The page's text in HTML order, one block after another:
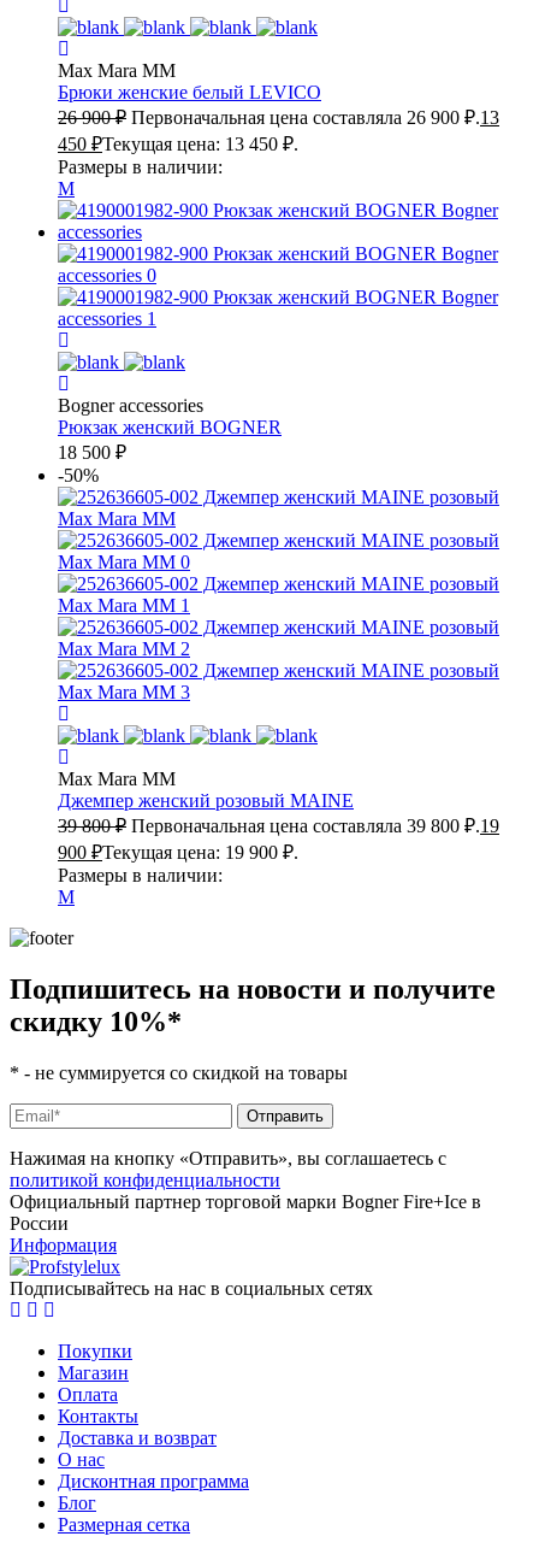
Max Mara MM
Брюки женские белый LEVICO
26 900₽ Первоначальная цена составляла 26 900 ₽.13
450 ₽Текущая цена: 13 450 ₽.
Размеры в наличии:
M
Bogner accessories
Рюкзак женский BOGNER
18 500 ₽
-50%
Max Mara MM
Джемпер женский розовый MAINE
39 800₽ Первоначальная цена составляла 39 800 ₽.19
900 ₽Текущая цена: 19 900 ₽.
Размеры в наличии:
M
Подпишитесь на новости и получите
скидку 10%*
* - не суммируется со скидкой на товары
Нажимая на кнопку «Отправить», вы соглашаетесь с
политикой конфиденциальности
Официальный партнер торговой марки Bogner Fire+Ice в
России
Информация
Подписывайтесь на нас в социальных сетях
Покупки
Магазин
Оплата
Контакты
Доставка и возврат
О нас
Дисконтная программа
Блог
Размерная сетка